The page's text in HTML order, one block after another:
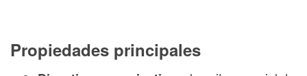
Propiedades principales